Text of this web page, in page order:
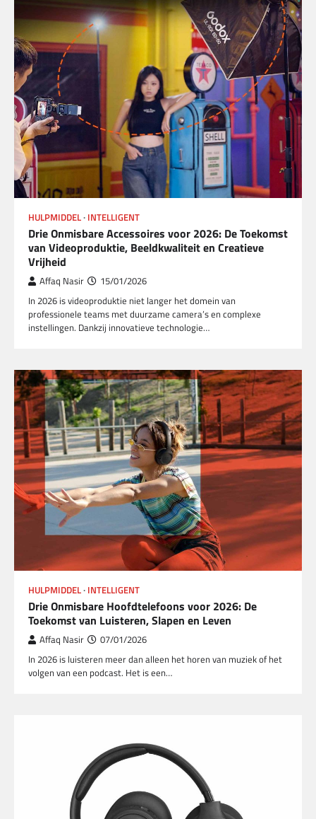
HULPMIDDEL INTELLIGENT
Drie Onmisbare Accessoires voor 2026: De Toekomst
van Videoproduktie, Beeldkwaliteit en Creatieve
Vrijheid
Affaq Nasir 15/01/2026
In 2026 is videoproduktie niet langer het domein van
professionele teams met duurzame camera’s en complexe
instellingen. Dankzij innovatieve technologie…
HULPMIDDEL INTELLIGENT
Drie Onmisbare Hoofdtelefoons voor 2026: De
Toekomst van Luisteren, Slapen en Leven
Affaq Nasir 07/01/2026
In 2026 is luisteren meer dan alleen het horen van muziek of het
volgen van een podcast. Het is een…